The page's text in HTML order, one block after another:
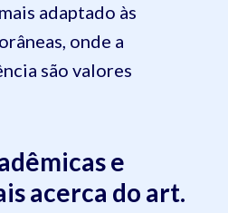
adaptado às
onde a
são valores
e
acerca do art.